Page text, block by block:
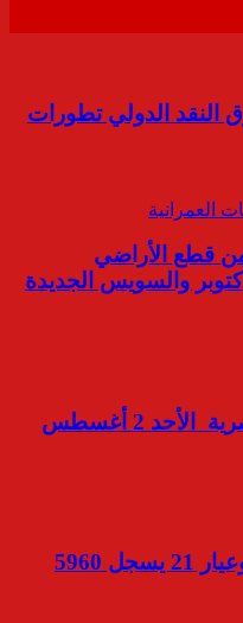
الدولي تطورات
قطع الأراضي
الاستثمارية المتميزة بمدن “6 أكتوبر والسويس الجديدة
أسعار الذهب فى الأسواق المصرية الأحد 2 أغسطس
أسعار الذهب في مصر اليوم.. وعيار 21 يسجل 5960